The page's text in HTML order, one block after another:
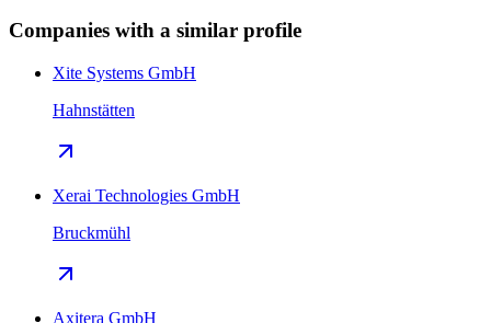
Companies with a similar profile
Xite Systems GmbH
Hahnstätten
Xerai Technologies GmbH
Bruckmühl
Axitera GmbH